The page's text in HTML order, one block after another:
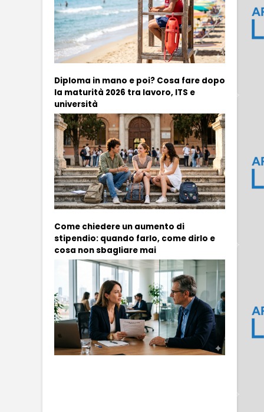
Diploma in mano e poi? Cosa fare dopo
la maturità 2026 tra lavoro, ITS e
università
Come chiedere un aumento di
stipendio: quando farlo, come dirlo e
cosa non sbagliare mai